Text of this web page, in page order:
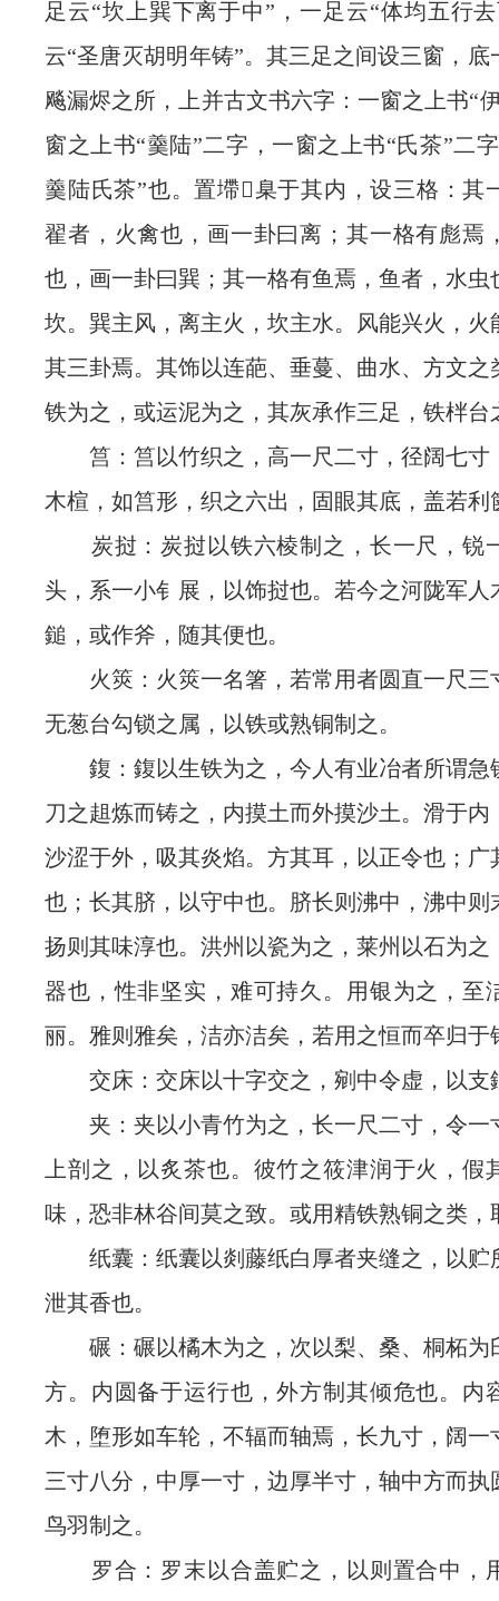
足云“坎上巽下离于中”，一足云“体均五行
云“圣唐灭胡明年铸”。其三足之间设三窗，底
飚漏烬之所，上并古文书六字：一窗之上书“
窗之上书“羹陆”二字，一窗之上书“氏茶”二
羹陆氏茶”也。置墆臬于其内，设三格：其
翟者，火禽也，画一卦曰离；其一格有彪焉
也，画一卦曰巽；其一格有鱼焉，鱼者，水虫
坎。巽主风，离主火，坎主水。风能兴火，火
其三卦焉。其饰以连葩、垂蔓、曲水、方文之
铁为之，或运泥为之，其灰承作三足，铁柈台
筥：筥以竹织之，高一尺二寸，径阔七寸
木楦，如筥形，织之六出，固眼其底，盖若利
炭挝：炭挝以铁六棱制之，长一尺，锐
头，系一小钅展，以饰挝也。若今之河陇军人
鎚，或作斧，随其便也。
火筴：火筴一名箸，若常用者圆直一尺三
无葱台勾锁之属，以铁或熟铜制之。
鍑：鍑以生铁为之，今人有业冶者所谓急
刀之趄炼而铸之，内摸土而外摸沙土。滑于内
沙涩于外，吸其炎焰。方其耳，以正令也；广
也；长其脐，以守中也。脐长则沸中，沸中则
扬则其味淳也。洪州以瓷为之，莱州以石为之
器也，性非坚实，难可持久。用银为之，至
丽。雅则雅矣，洁亦洁矣，若用之恒而卒归于
交床：交床以十字交之，剜中令虚，以支
夹：夹以小青竹为之，长一尺二寸，令一
上剖之，以炙茶也。彼竹之筱津润于火，假
味，恐非林谷间莫之致。或用精铁熟铜之类，
纸囊：纸囊以剡藤纸白厚者夹缝之，以贮
泄其香也。
碾：碾以橘木为之，次以梨、桑、桐柘为
方。内圆备于运行也，外方制其倾危也。内
木，堕形如车轮，不辐而轴焉，长九寸，阔一
三寸八分，中厚一寸，边厚半寸，轴中方而执
鸟羽制之。
罗合：罗末以合盖贮之，以则置合中，